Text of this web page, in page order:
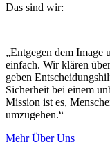
Das sind wir:
„Entgegen dem Image
einfach. Wir klären
geben
Sicherheit bei einem
Mission ist es,
umzugehen.“
Mehr Über Uns